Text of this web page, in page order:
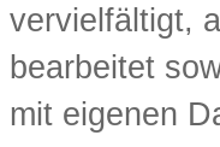
vervielfältigt,
bearbeitet
mit eigenen